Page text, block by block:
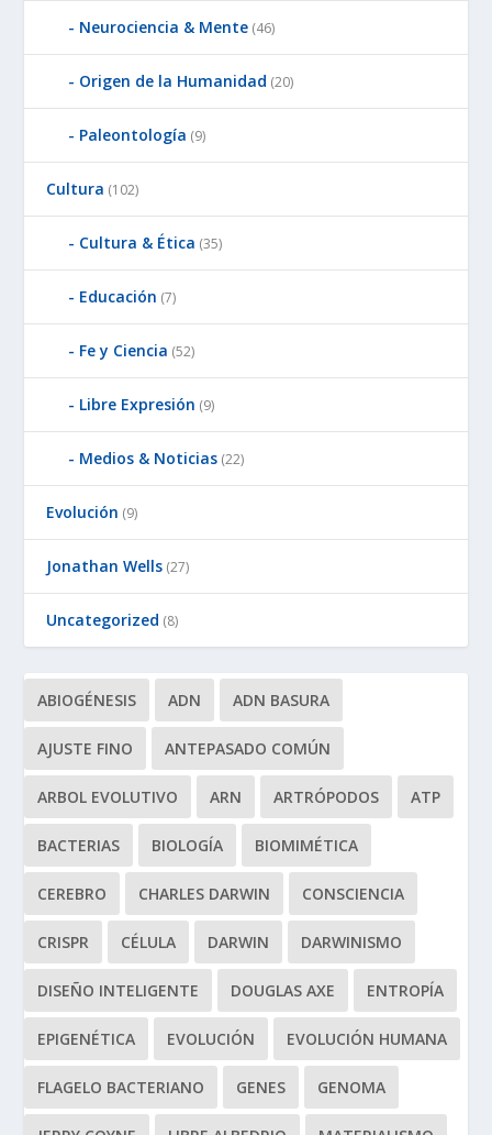
Neurociencia & Mente (46)
Origen de la Humanidad (20)
Paleontología (9)
Cultura (102)
Cultura & Ética (35)
Educación (7)
Fe y Ciencia (52)
Libre Expresión (9)
Medios & Noticias (22)
Evolución (9)
Jonathan Wells (27)
Uncategorized (8)
ABIOGÉNESIS ADN ADN BASURA
AJUSTE FINO ANTEPASADO COMÚN
ARBOL EVOLUTIVO ARN ARTRÓPODOS ATP
BACTERIAS BIOLOGÍA BIOMIMÉTICA
CEREBRO CHARLES DARWIN CONSCIENCIA
CRISPR CÉLULA DARWIN DARWINISMO
DISEÑO INTELIGENTE DOUGLAS AXE ENTROPÍA
EPIGENÉTICA EVOLUCIÓN EVOLUCIÓN HUMANA
FLAGELO BACTERIANO GENES GENOMA